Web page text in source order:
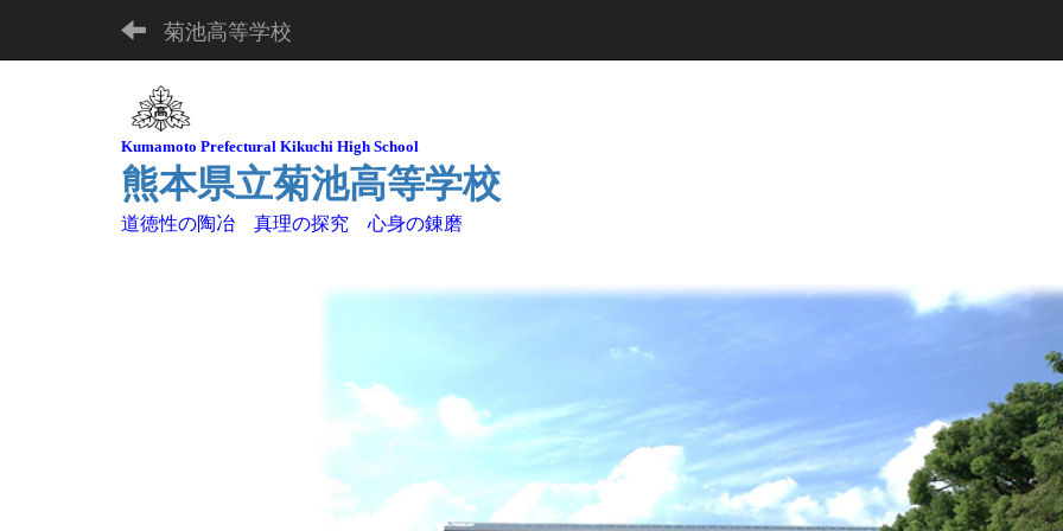
菊池高等学校
Kumamoto Prefectural Kikuchi High School
熊本県立菊池高等学校
道徳性の陶冶 真理の探究 心身の錬磨